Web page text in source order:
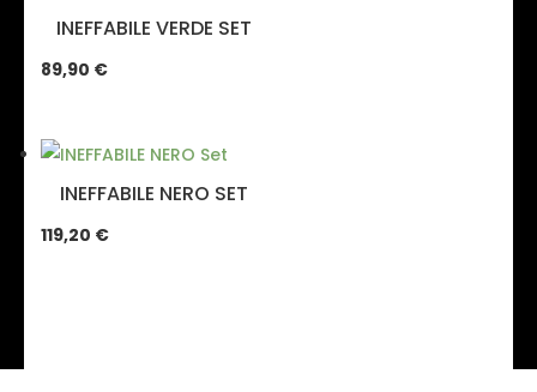
INEFFABILE VERDE SET
89,90 €
INEFFABILE NERO SET
119,20 €